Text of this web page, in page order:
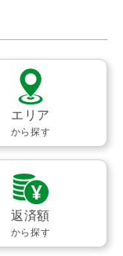
エリア
から探す
返済額
から探す